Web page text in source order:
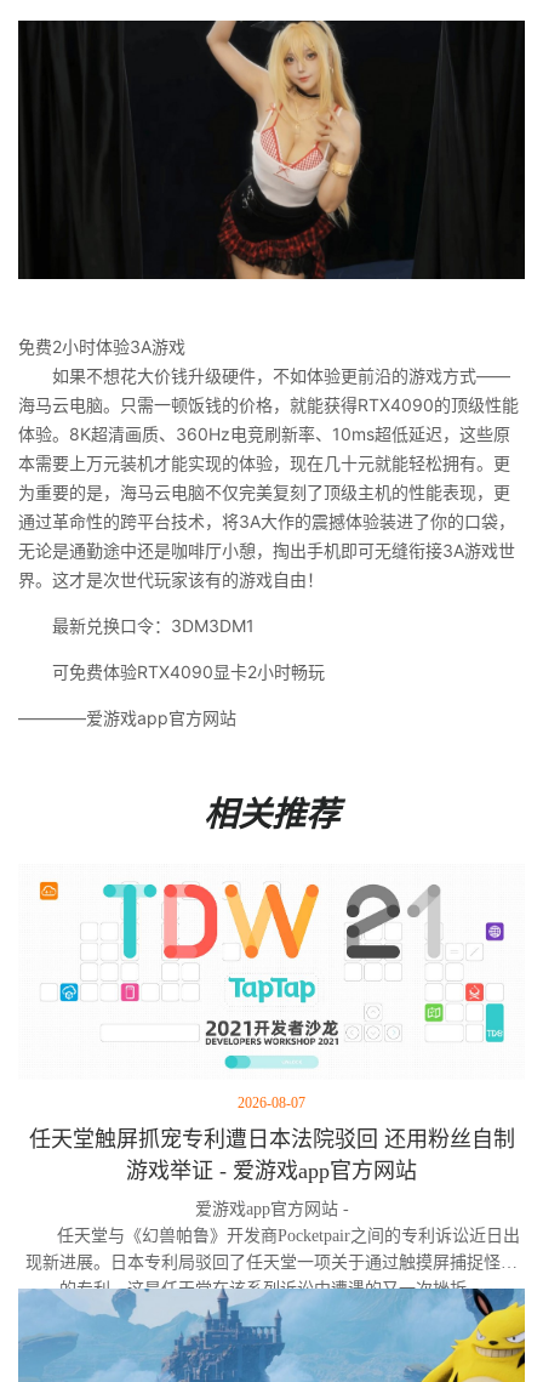
免费2小时体验3A游戏
如果不想花大价钱升级硬件，不如体验更前沿的游戏方式——
海马云电脑。只需一顿饭钱的价格，就能获得RTX4090的顶级性能
体验。8K超清画质、360Hz电竞刷新率、10ms超低延迟，这些原
本需要上万元装机才能实现的体验，现在几十元就能轻松拥有。更
为重要的是，海马云电脑不仅完美复刻了顶级主机的性能表现，更
通过革命性的跨平台技术，将3A大作的震撼体验装进了你的口袋，
无论是通勤途中还是咖啡厅小憩，掏出手机即可无缝衔接3A游戏世
界。这才是次世代玩家该有的游戏自由！
最新兑换口令：3DM3DM1
可免费体验RTX4090显卡2小时畅玩
————爱游戏app官方网站
相关推荐
2026-08-07
任天堂触屏抓宠专利遭日本法院驳回 还用粉丝自制
游戏举证 - 爱游戏app官方网站
爱游戏app官方网站 -
任天堂与《幻兽帕鲁》开发商Pocketpair之间的专利诉讼近日出
现新进展。日本专利局驳回了任天堂一项关于通过触摸屏捕捉怪物
的专利，这是任天堂在该系列诉讼中遭遇的又一次挫折。